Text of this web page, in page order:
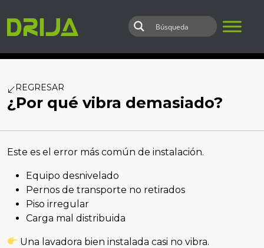
REGRESAR
¿Por qué vibra demasiado?
Este es el error más común de instalación.
Equipo desnivelado
Pernos de transporte no retirados
Piso irregular
Carga mal distribuida
Una lavadora bien instalada casi no vibra.